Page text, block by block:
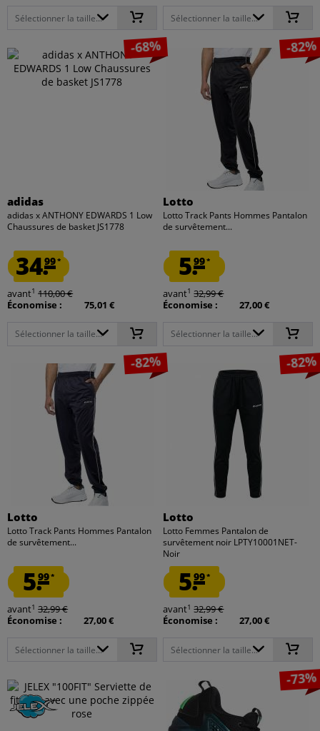
Sélectionner la taille... Sélectionner la taille...
-68%
adidas
adidas x ANTHONY EDWARDS 1 Low
Chaussures de basket JS1778
34.99*
avant1 110,00 €
Économise :
75,01 €
Sélectionner la taille...
-82%
Lotto
Lotto Track Pants Hommes Pantalon
de survêtement...
5.99*
avant1 32,99 €
Économise :
27,00 €
Sélectionner la taille...
-82%
Lotto
Lotto Track Pants Hommes Pantalon
de survêtement...
5.99*
avant1 32,99 €
Économise :
27,00 €
Sélectionner la taille...
-82%
Lotto
Lotto Femmes Pantalon de
survêtement noir LPTY10001NET-
Noir
5.99*
avant1 32,99 €
Économise :
27,00 €
Sélectionner la taille...
-73%